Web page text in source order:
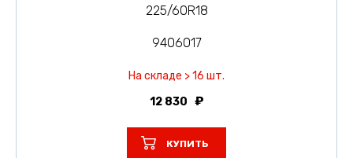
225/60R18
9406017
На складе > 16 шт.
12 830
КУПИТЬ